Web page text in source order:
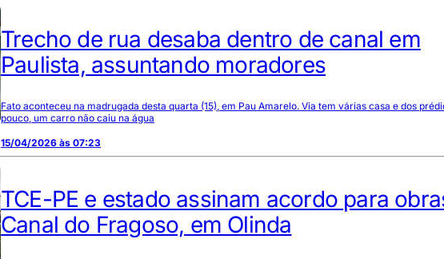
Trecho de rua desaba dentro de canal em
Paulista, assuntando moradores
Fato aconteceu na madrugada desta quarta (15), em Pau Amarelo. Via tem várias casa e dos
pouco, um carro não caiu na água
15/04/2026 às 07:23
TCE-PE e estado assinam acordo para
Canal do Fragoso, em Olinda